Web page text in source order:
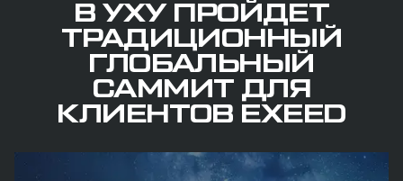
В УХУ ПРОЙДЕТ
ТРАДИЦИОННЫЙ
ГЛОБАЛЬНЫЙ
САММИТ ДЛЯ
КЛИЕНТОВ EXEED